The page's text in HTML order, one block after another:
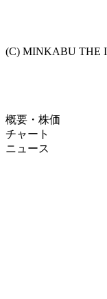
(C) MINKABU THE
概要・株価
チャート
ニュース